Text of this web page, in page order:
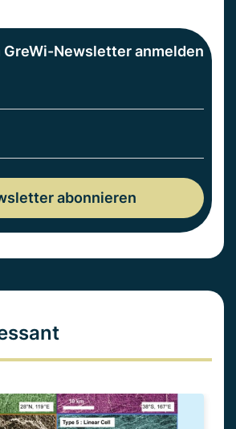
GreWi-Newsletter anmelden